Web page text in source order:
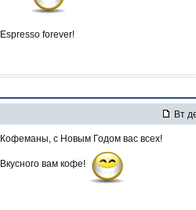
Espresso forever!
Вт
Кофеманы, с Новым Годом вас всех!
Вкусного вам кофе!